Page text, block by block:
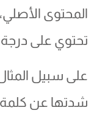
المحتوى
تحتوي على
على سبيل
شدتها عن كلمة